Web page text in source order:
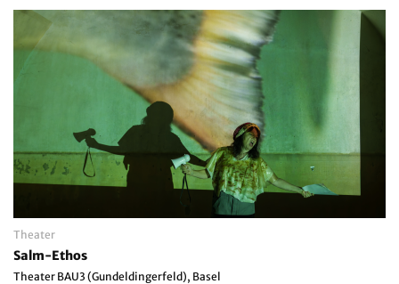
Theater
Salm-Ethos
Theater BAU3 (Gundeldingerfeld), Basel